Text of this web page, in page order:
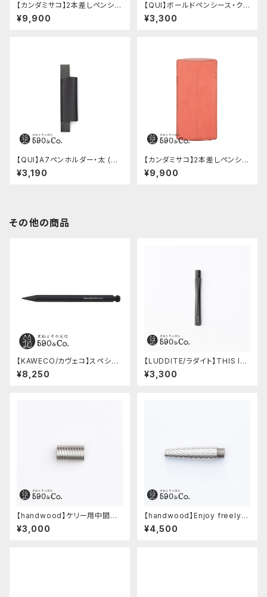
【カンダミサコ】2本差しペンシー
ス・ショート用 ミネルバボックス
(カスターニョ)
¥9,900
【QUI】ボールドペンシース・ク
ードゥー (ブルー)
¥3,300
【QUI】A7ペンホルダー・太 (ブ
ラック)
¥3,190
【カンダミサコ】2本差しペンシー
ス・ミネルバボックス (ローズア
ンティコ)
¥9,900
その他の商品
【KAWECO/カヴェコ】スペシャ
ルペンシル(0.5mm)
¥8,250
【LUDDITE/ラダイト】THIS IN
DUSTRIAL 芯ケース2 (Facto
ry Model BK)
¥3,300
【handwood】ケリー用中間パ
ーツ/カスタムグリップ (多条/ス
テンレス)
¥3,000
【handwood】Enjoy freely
前軸・ディンプル(ステンレス)
¥4,500